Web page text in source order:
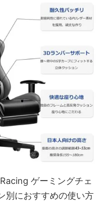
ゲーミングチェ
別におすすめの使い方